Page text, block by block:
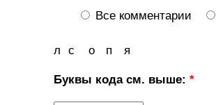
Все комментарии
я
п
о
л с
Буквы кода см. выше:*